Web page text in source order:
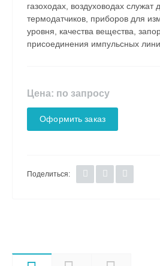
газоходах, воздуховодах служат
термодатчиков, приборов для
уровня, качества вещества,
присоединения импульсных
Цена: по запросу
Оформить заказ
Поделиться: